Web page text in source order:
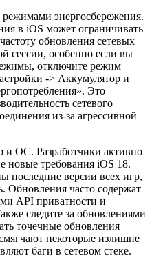
энергосбережения.
в iOS может ограничивать
обновления сетевых
сессии, особенно если вы
отключите режим
-> Аккумулятор и
Это
сетевого
из-за агрессивной
ОС. Разработчики активно
требования iOS 18.
последние версии всех игр,
Обновления часто содержат
API приватности и
следите за обновлениями
точечные обновления
некоторые излишне
баги в сетевом стеке.